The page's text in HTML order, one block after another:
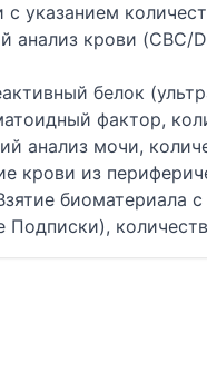
указанием
анализ крови
белок
фактор,
анализ мочи,
крови из
Подписки),